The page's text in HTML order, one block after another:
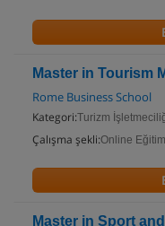
Master in Tourism
Rome Business School
Kategori:Turizm
Çalışma şekli:Online Eğitim
Master in Sport